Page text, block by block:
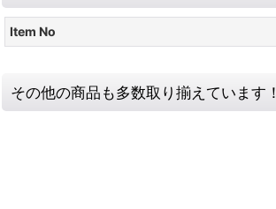
Item No
その他の商品も多数取り揃えています！